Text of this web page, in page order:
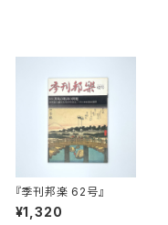
『季刊邦楽 62号』
¥1,320